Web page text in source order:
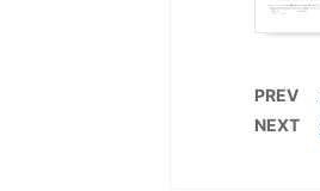
PREV
NEXT